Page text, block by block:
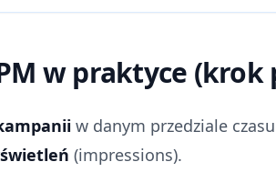
w praktyce
w danym przedziale
(impressions).